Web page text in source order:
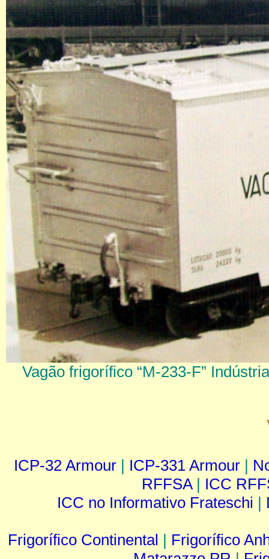
Vagão frigorífico “M-233-F”
ICP-32 Armour | ICP-331 Armour |
RFFSA| ICC
ICC no Informativo Frateschi |
Frigorífico Continental | Frigorífico